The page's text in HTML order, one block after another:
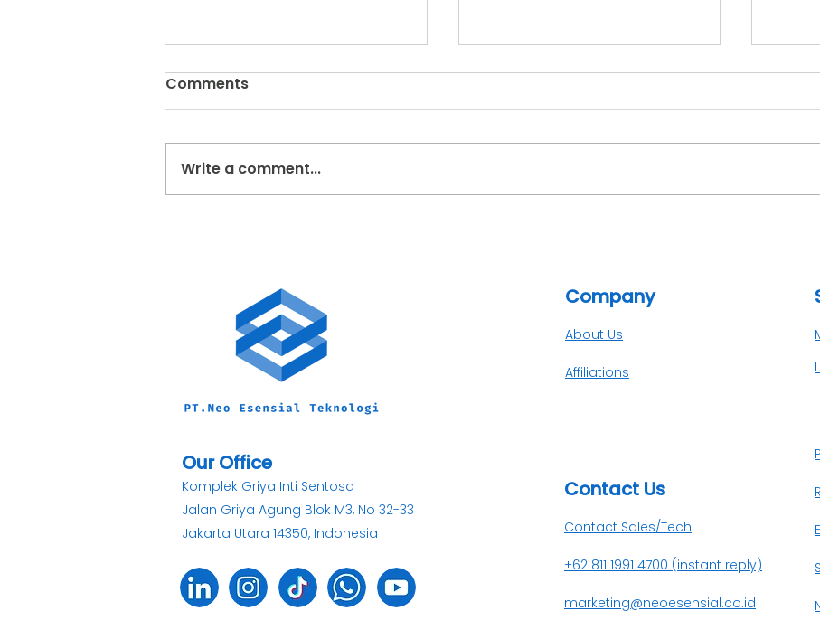
Penerapan ERP di PT
Pertambangan
Manfaat ERP untuk
Comments
Write a comment...
Our Office
Komplek Griya Inti Sentosa
Jalan Griya Agung Blok M3, No 32-33
Jakarta Utara 14350, Indonesia
Company
About Us
Affiliations
Contact Us​
Contact Sales/Tech
+62 811 1991 4700 (instant reply)
marketing@neoesensial.co.id